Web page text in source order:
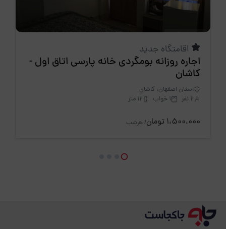
اقامتگاه جدید
اجاره روزانه بومگردی خانه پارسی اتاق اول -
کاشان
استان اصفهان، کاشان
2 نفر
1 خواب 12 متر
1،500،000 تومان / هرشب